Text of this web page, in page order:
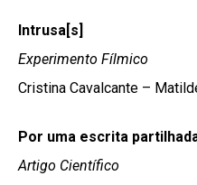
Intrusa[s]
Experimento Fílmico
Cristina Cavalcante –
Por uma escrita
Artigo Científico